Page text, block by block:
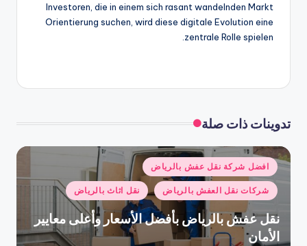
Investoren, die in einem sich rasant wandelnden Markt
Orientierung suchen, wird diese digitale Evolution eine
zentrale Rolle spielen.
تدوينات ذات صلة
نُشر
في
افضل شركة نقل عفش بالرياض
شركات نقل العفش بالرياض نقل اثاث بالرياض
نقل عفش بالرياض بأفضل الأسعار وأعلى معايير
الأمان